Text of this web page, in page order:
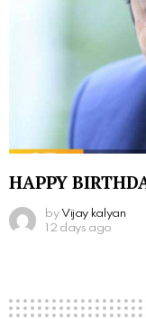
HAPPY
by Vijay kalyan
12 days ago